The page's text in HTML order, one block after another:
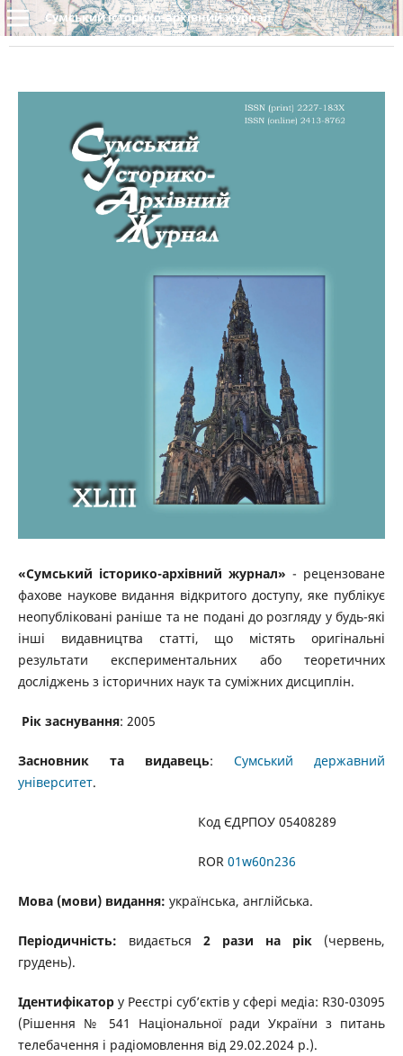
Сумський історико-архівний журнал
«Сумський історико-архівний журнал»- рецензоване
фахове наукове видання відкритого доступу, яке публікує
неопубліковані раніше та не подані до розгляду у будь-які
інші видавництва статті, що містять оригінальні
результати експериментальних або теоретичних
досліджень з історичних наук та суміжних дисциплін.
Рік заснування: 2005
Засновник та видавець:Сумський державний
університет.
Код ЄДРПОУ 05408289
ROR 01w60n236
Мова (мови) видання: українська, англійська.
Періодичність: видається 2 рази на рік (червень,
грудень).
Ідентифікатору Реєстрі суб’єктів у сфері медіа: R30-03095
(Рішення № 541 Національної ради України з питань
телебачення і радіомовлення від 29.02.2024 р.).